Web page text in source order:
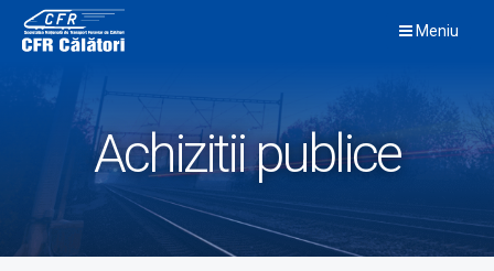
content
Meniu
Achizitii publice